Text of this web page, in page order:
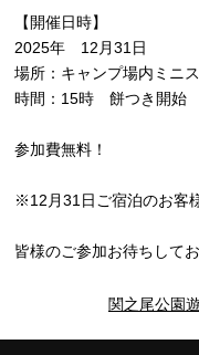
【開催日時】
2025年 12月31日
場所：キャンプ場内ミニ
時間：15時 餅つき開始
参加費無料！
※12月31日ご宿泊のお客
皆様のご参加お待ちして
関之尾公園遊